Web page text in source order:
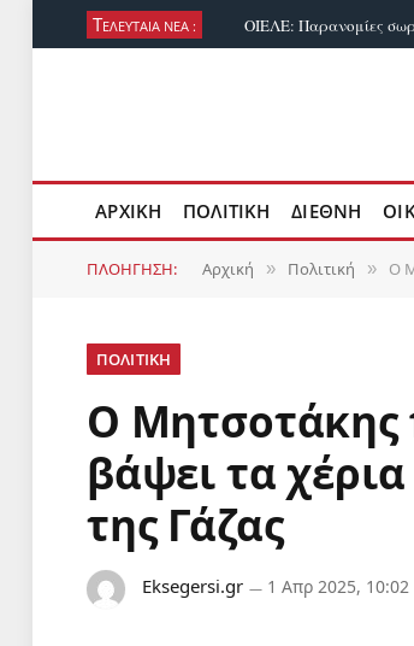
ΤΕΛΕΥΤΑΊΑ ΝΈΑ :
ΑΡΧΙΚΉ ΠΟΛΙΤΙΚΉ ΔΙΕΘΝΉ
ΠΛΟΉΓΗΣΗ: Αρχική » Πολιτική » Ο
ΠΟΛΙΤΙΚΉ
Ο Μητσοτάκης
βάψει τα
της Γάζας
Eksegersi.gr 1 Απρ 2025, 10:02